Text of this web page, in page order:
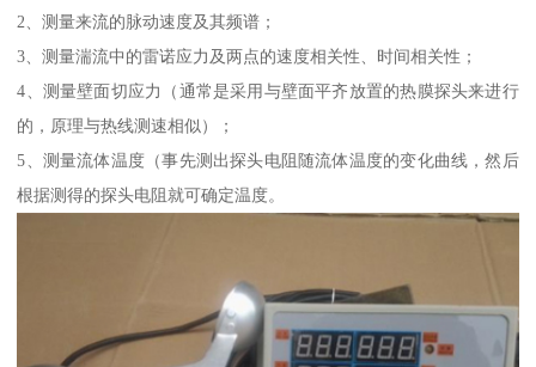
2、测量来流的脉动速度及其频谱；
3、测量湍流中的雷诺应力及两点的速度相关性、时间相关性；
4、测量壁面切应力（通常是采用与壁面平齐放置的热膜探头来进行
的，原理与热线测速相似）；
5、测量流体温度（事先测出探头电阻随流体温度的变化曲线，然后
根据测得的探头电阻就可确定温度。